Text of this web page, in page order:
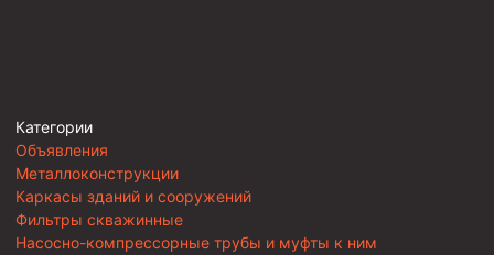
Категории
Объявления
Металлоконструкции
Каркасы зданий и сооружений
Фильтры скважинные
Насосно-компрессорные трубы и муфты к ним